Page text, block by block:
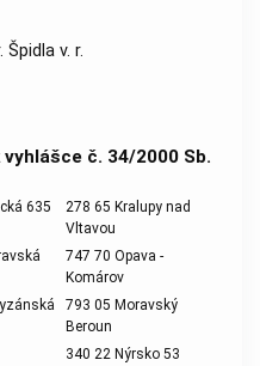
Špidla v. r.
vyhlášce č. 34/2000 Sb.
635
278 65 Kralupy nad
Vltavou
747 70 Opava -
Komárov
793 05 Moravský
Beroun
340 22 Nýrsko 53